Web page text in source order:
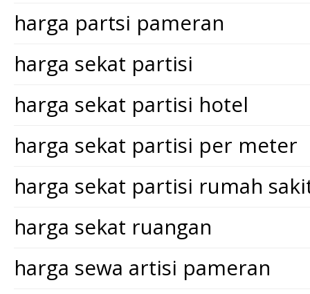
harga partsi pameran
harga sekat partisi
harga sekat partisi hotel
harga sekat partisi per meter
harga sekat partisi rumah
harga sekat ruangan
harga sewa artisi pameran